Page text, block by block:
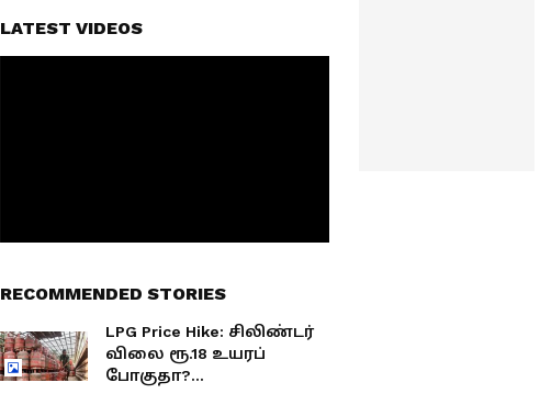
LATEST VIDEOS
RECOMMENDED STORIES
LPG Price Hike: சிலிண்டர்
விலை ரூ.18 உயரப்
போகுதா?